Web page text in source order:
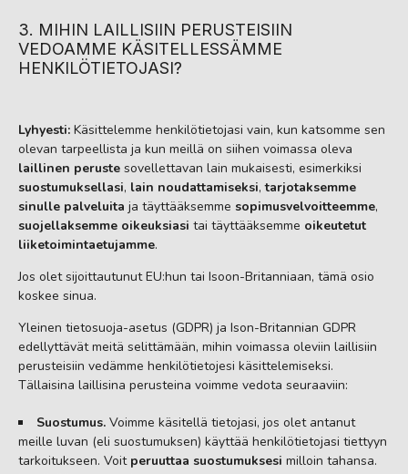
3. MIHIN LAILLISIIN PERUSTEISIIN
VEDOAMME KÄSITELLESSÄMME
HENKILÖTIETOJASI?
Lyhyesti: Käsittelemme henkilötietojasi vain, kun katsomme sen
olevan tarpeellista ja kun meillä on siihen voimassa oleva
laillinen peruste sovellettavan lain mukaisesti, esimerkiksi
suostumuksellasi, lain noudattamiseksi,tarjotaksemme
sinulle palveluita ja täyttääksemme sopimusvelvoitteemme,
suojellaksemme oikeuksiasi tai täyttääksemme oikeutetut
liiketoimintaetujamme.
Jos olet sijoittautunut EU:hun tai Isoon-Britanniaan, tämä osio
koskee sinua.
Yleinen tietosuoja-asetus (GDPR) ja Ison-Britannian GDPR
edellyttävät meitä selittämään, mihin voimassa oleviin laillisiin
perusteisiin vedämme henkilötietojesi käsittelemiseksi.
Tällaisina laillisina perusteina voimme vedota seuraaviin:
Suostumus. Voimme käsitellä tietojasi, jos olet antanut
meille luvan (eli suostumuksen) käyttää henkilötietojasi tiettyyn
tarkoitukseen. Voit peruuttaa suostumuksesi milloin tahansa.